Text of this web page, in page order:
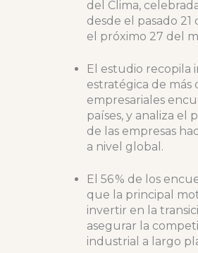
del Clima,
desde el pasado 21
el próximo 27 del
El estudio recopila
estratégica de más
empresariales
países, y analiza el
de las empresas
a nivel global.
El 56 % de los
que la principal
invertir en la
asegurar la
industrial a largo